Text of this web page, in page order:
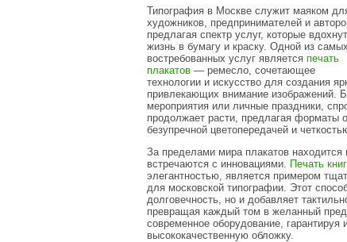
Типография в Москве служит маяком
художников, предпринимателей и
предлагая спектр услуг, которые вдохнут
жизнь в бумагу и краску. Одной из самых
востребованных услуг является печать
плакатов — ремесло, сочетающее
технологии и искусство для создания
привлекающих внимание изображений.
мероприятия или личные праздники,
продолжает расти, предлагая форматы
безупречной цветопередачей и
За пределами мира плакатов находится
встречаются с инновациями. Печать
элегантностью, является примером
для московской типографии. Этот
долговечность, но и добавляет
превращая каждый том в желанный
современное оборудование,
высококачественную обложку.